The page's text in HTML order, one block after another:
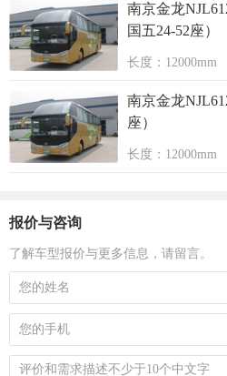
南京金龙
国五24-52座）
长度：12000mm
南京金龙
座）
长度：12000mm
报价与咨询
了解车型报价与更多信息，请留言。